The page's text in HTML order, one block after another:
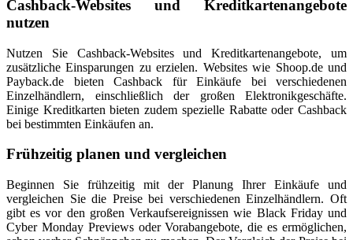
Cashback-Websites und Kreditkartenangebote
nutzen
Nutzen Sie Cashback-Websites und Kreditkartenangebote, um
zusätzliche Einsparungen zu erzielen. Websites wie Shoop.de und
Payback.de bieten Cashback für Einkäufe bei verschiedenen
Einzelhändlern, einschließlich der großen Elektronikgeschäfte.
Einige Kreditkarten bieten zudem spezielle Rabatte oder Cashback
bei bestimmten Einkäufen an.
Frühzeitig planen und vergleichen
Beginnen Sie frühzeitig mit der Planung Ihrer Einkäufe und
vergleichen Sie die Preise bei verschiedenen Einzelhändlern. Oft
gibt es vor den großen Verkaufsereignissen wie Black Friday und
Cyber Monday Previews oder Vorabangebote, die es ermöglichen,